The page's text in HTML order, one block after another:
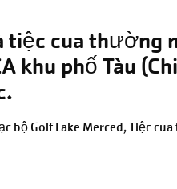
tiệc cua thường
khu phố Tàu
bộ Golf Lake Merced, Tiệc